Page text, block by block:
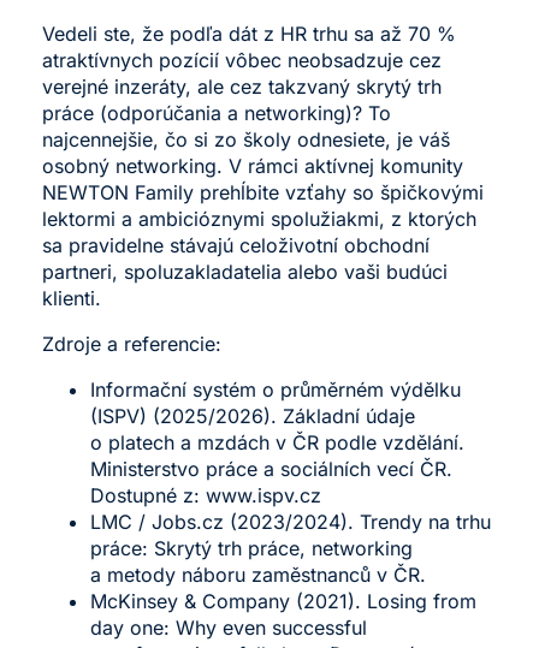
Vedeli ste, že podľa dát z HR trhu sa až 70 %
atraktívnych pozícií vôbec neobsadzuje cez
verejné inzeráty, ale cez takzvaný skrytý trh
práce (odporúčania a networking)? To
najcennejšie, čo si zo školy odnesiete, je váš
osobný networking. V rámci aktívnej komunity
NEWTON Family prehĺbite vzťahy so špičkovými
lektormi a ambicióznymi spolužiakmi, z ktorých
sa pravidelne stávajú celoživotní obchodní
partneri, spoluzakladatelia alebo vaši budúci
klienti.
Zdroje a referencie:
Informační systém o průměrném výdělku
(ISPV) (2025/2026). Základní údaje
o platech a mzdách v ČR podle vzdělání.
Ministerstvo práce a sociálních vecí ČR.
Dostupné z: www.ispv.cz
LMC / Jobs.cz (2023/2024). Trendy na trhu
práce: Skrytý trh práce, networking
a metody náboru zaměstnanců v ČR.
McKinsey & Company (2021). Losing from
day one: Why even successful